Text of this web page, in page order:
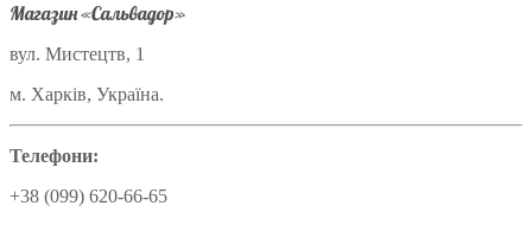
Магазин «Сальвадор»
вул. Мистецтв, 1
м. Харків, Україна.
Телефони:
+38 (099) 620-66-65